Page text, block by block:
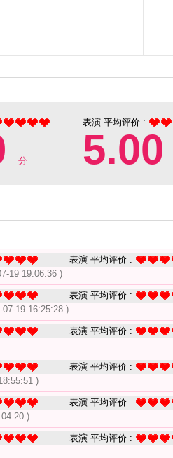
分
表演 平均评价 :
5.00
表演 平均评价 :
19 19:06:36 )
表演 平均评价 :
07-19 16:25:28 )
表演 平均评价 :
表演 平均评价 :
)
表演 平均评价 :
)
表演 平均评价 :